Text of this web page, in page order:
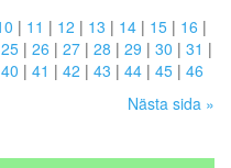
| 11 | 12 | 13 | 14 | 15 | 16 |
25 | 26 | 27 | 28 | 29 | 30 | 31 |
40 | 41 | 42 | 43 | 44 | 45 | 46
Nästa sida »